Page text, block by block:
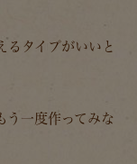
るタイプがいいと
う一度作ってみな